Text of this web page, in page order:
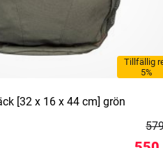
Tillfällig
5%
[32 x 16 x 44 cm] grön